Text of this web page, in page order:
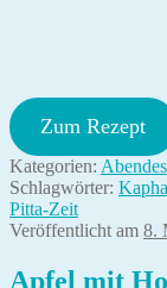
Zum Rezept
Kategorien:
Schlagwörter: Kapha
Pitta-Zeit
Veröffentlicht am 8.
Apfel mit